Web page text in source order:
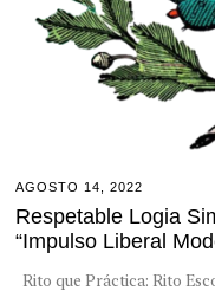
AGOSTO 14, 2022
Respetable Logia
“Impulso Liberal
Rito que Práctica: Rito